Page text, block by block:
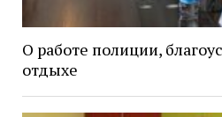
О работе полиции,
отдыхе